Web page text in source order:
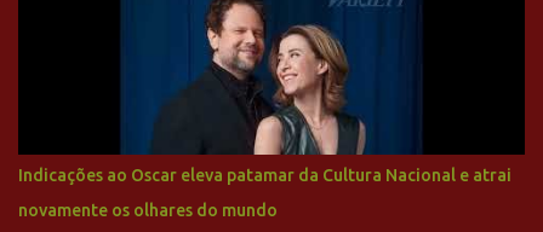
desviou cruzamento de cabeça e, mesmo de costas, incidiu o canto
direito de Harlei. O goleiro esmeraldino se esticou e até tocou na
bola, mas não o suficiente para desviar sua trajetória. O ataque do
Goiás era nulo, tanto que o Paraná seguiu em cima. Aos 32
minutos, Jefferson cabeceou e Harlei fez grande defesa. Seis
minutos depois, Wellington encheu o pé e quase surpreendeu o
goleiro rival, que novamente defendeu. No fim, Jefferson teve
outra boa chance, mas parou no goleiro. Gol para matar espera...
Indicações ao Oscar eleva patamar da Cultura Nacional e atrai
novamente os olhares do mundo